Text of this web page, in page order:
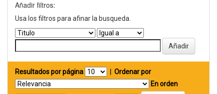
Añadir filtros:
Usa los filtros para afinar la busqueda.
Resultados por página
Ordenar por
En orden